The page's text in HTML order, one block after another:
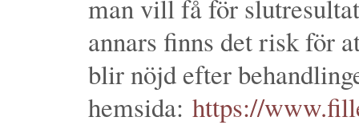
man vill få för
annars finns det risk för
blir nöjd efter
hemsida: https://